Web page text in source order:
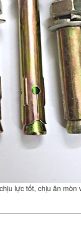
lực tốt, chịu ăn